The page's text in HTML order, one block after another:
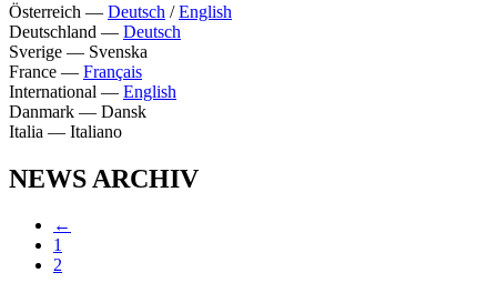
Österreich — Deutsch /English
Deutschland — Deutsch
Sverige — Svenska
France — Français
International — English
Danmark — Dansk
Italia — Italiano
NEWS ARCHIV
←
1
2